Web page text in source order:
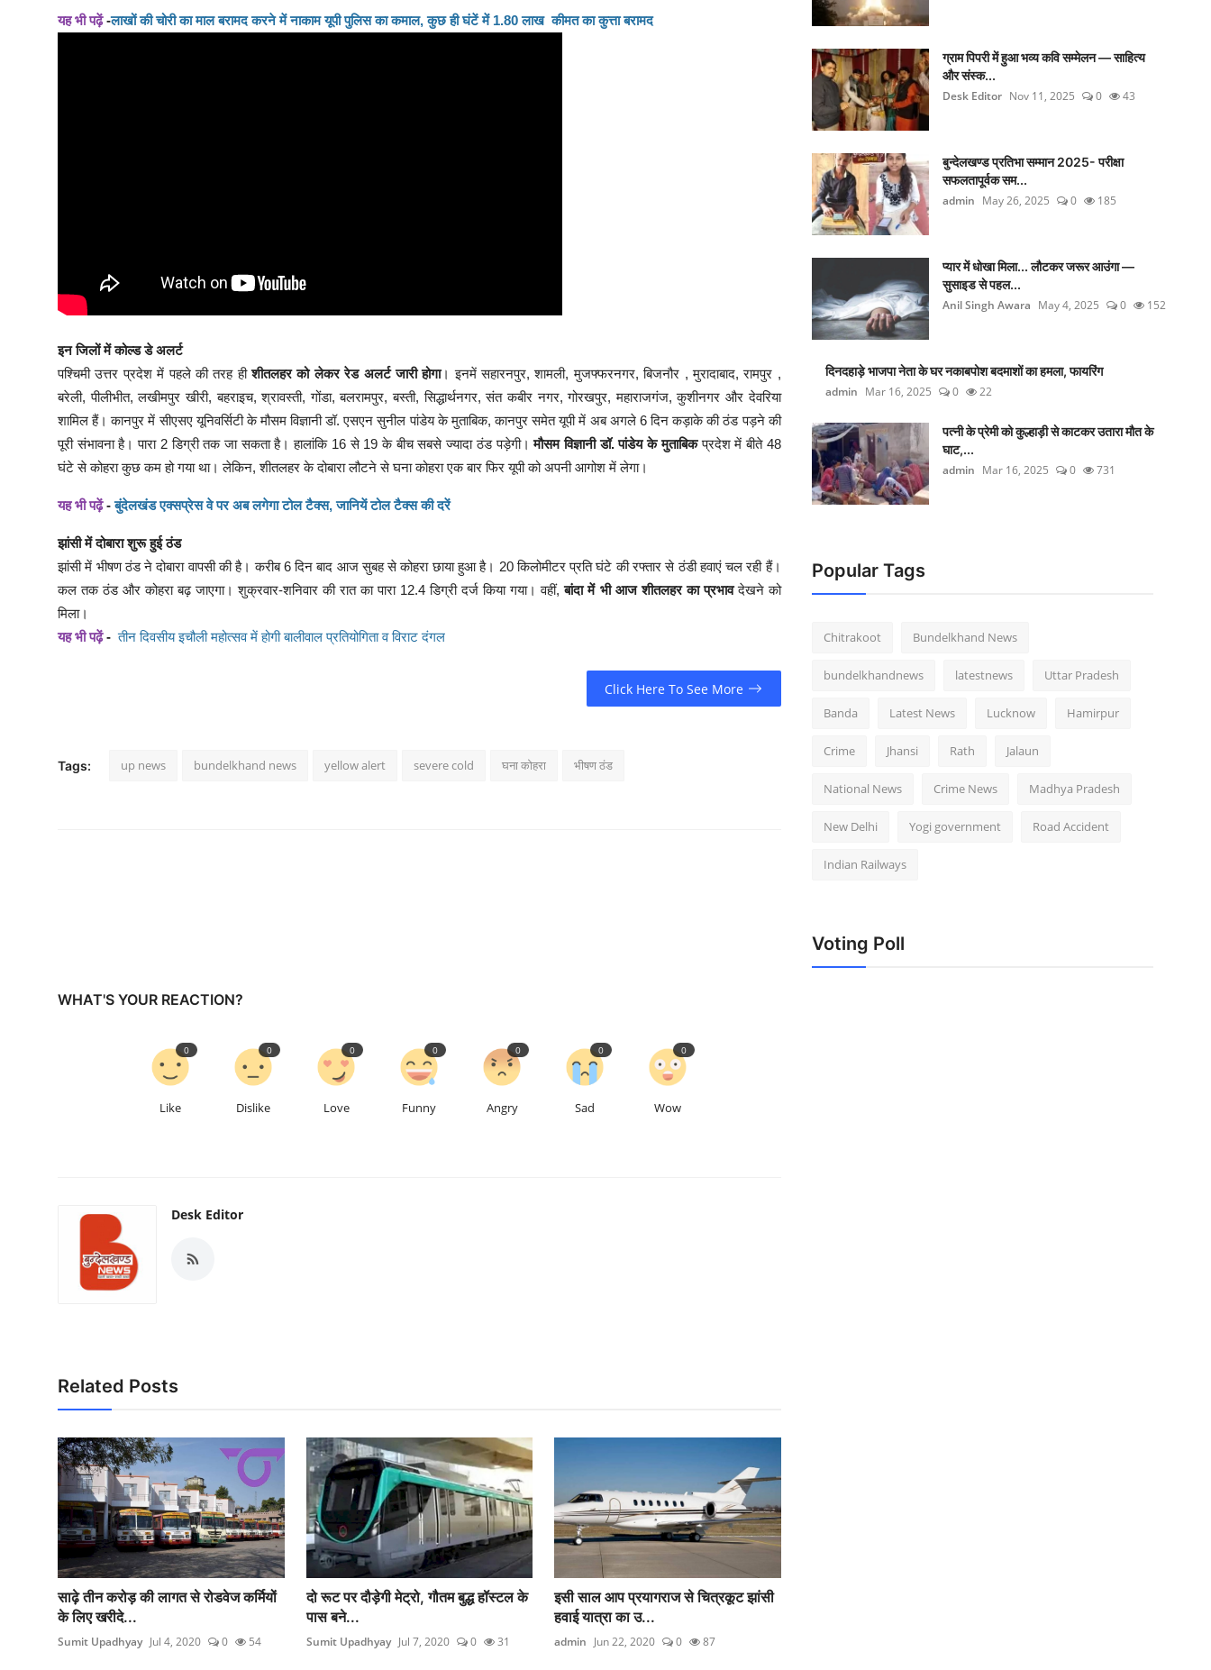
यह भी पढ़ें-लाखों की चोरी का माल बरामद करने में नाकाम यूपी पुलिस का कमाल, कुछ ही घंटें में 1.80 लाख कीमत का कुत्ता बरामद
इन जिलों में कोल्ड डे अलर्ट
पश्चिमी उत्तर प्रदेश में पहले की तरह हीशीतलहर को लेकर रेड अलर्ट जारी होगा। इनमें सहारनपुर, शामली, मुजफ्फरनगर, बिजनौर , मुरादाबाद, रामपुर ,
बरेली, पीलीभीत, लखीमपुर खीरी, बहराइच, श्रावस्ती, गोंडा, बलरामपुर, बस्ती, सिद्धार्थनगर, संत कबीर नगर, गोरखपुर, महाराजगंज, कुशीनगर और देवरिया
शामिल हैं। कानपुर में सीएसए यूनिवर्सिटी के मौसम विज्ञानी डॉ. एसएन सुनील पांडेय के मुताबिक, कानपुर समेत यूपी में अब अगले 6 दिन कड़ाके की ठंड पड़ने की
पूरी संभावना है। पारा 2 डिग्री तक जा सकता है। हालांकि 16 से 19 के बीच सबसे ज्यादा ठंड पड़ेगी।मौसम विज्ञानी डॉ. पांडेय के मुताबिकप्रदेश में बीते 48
घंटे से कोहरा कुछ कम हो गया था। लेकिन, शीतलहर के दोबारा लौटने से घना कोहरा एक बार फिर यूपी को अपनी आगोश में लेगा।
यह भी पढ़ें-बुंदेलखंड एक्सप्रेस वे पर अब लगेगा टोल टैक्स, जानियें टोल टैक्स की दरें
झांसी में दोबारा शुरू हुई ठंड
झांसी में भीषण ठंड ने दोबारा वापसी की है। करीब 6 दिन बाद आज सुबह से कोहरा छाया हुआ है। 20 किलोमीटर प्रति घंटे की रफ्तार से ठंडी हवाएं चल रही हैं।
कल तक ठंड और कोहरा बढ़ जाएगा। शुक्रवार-शनिवार की रात का पारा 12.4 डिग्री दर्ज किया गया। वहीं,बांदा में भी आज शीतलहर का प्रभावदेखने को
मिला।
यह भी पढ़ें-तीन दिवसीय इचौली महोत्सव में होगी बालीवाल प्रतियोगिता व विराट दंगल
Click Here To See More
Tags: up news bundelkhand news yellow alert severe cold घना कोहरा भीषण ठंड
WHAT'S YOUR REACTION?
Like
0
Dislike
0
Love
0
Funny
0
Angry
0
Sad
0
Wow
0
Desk Editor
Related Posts
साढ़े तीन करोड़ की लागत से रोडवेज कर्मियों
के लिए खरीदे...
Sumit Upadhyay Jul 4, 2020 0 54
दो रूट पर दौड़ेगी मेट्रो, गौतम बुद्ध हॉस्‍टल के
पास बने...
Sumit Upadhyay Jul 7, 2020 0 31
इसी साल आप प्रयागराज से चित्रकूट झांसी
हवाई यात्रा का उ...
admin Jun 22, 2020 0 87
ग्राम पिपरी में हुआ भव्य कवि सम्मेलन — साहित्य
और संस्क...
Desk Editor Nov 11, 2025 0 43
बुन्देलखण्ड प्रतिभा सम्मान 2025- परीक्षा
सफलतापूर्वक सम...
admin May 26, 2025 0 185
प्यार में धोखा मिला... लौटकर जरूर आउंगा —
सुसाइड से पहल...
Anil Singh Awara May 4, 2025 0 152
दिनदहाड़े भाजपा नेता के घर नकाबपोश बदमाशों का हमला, फायरिंग
admin Mar 16, 2025 0 22
पत्नी के प्रेमी को कुल्हाड़ी से काटकर उतारा मौत के
घाट,...
admin Mar 16, 2025 0 731
Popular Tags
Chitrakoot Bundelkhand News
bundelkhandnews latestnews Uttar Pradesh
Banda Latest News Lucknow Hamirpur
Crime Jhansi Rath Jalaun
National News Crime News Madhya Pradesh
New Delhi Yogi government Road Accident
Indian Railways
Voting Poll